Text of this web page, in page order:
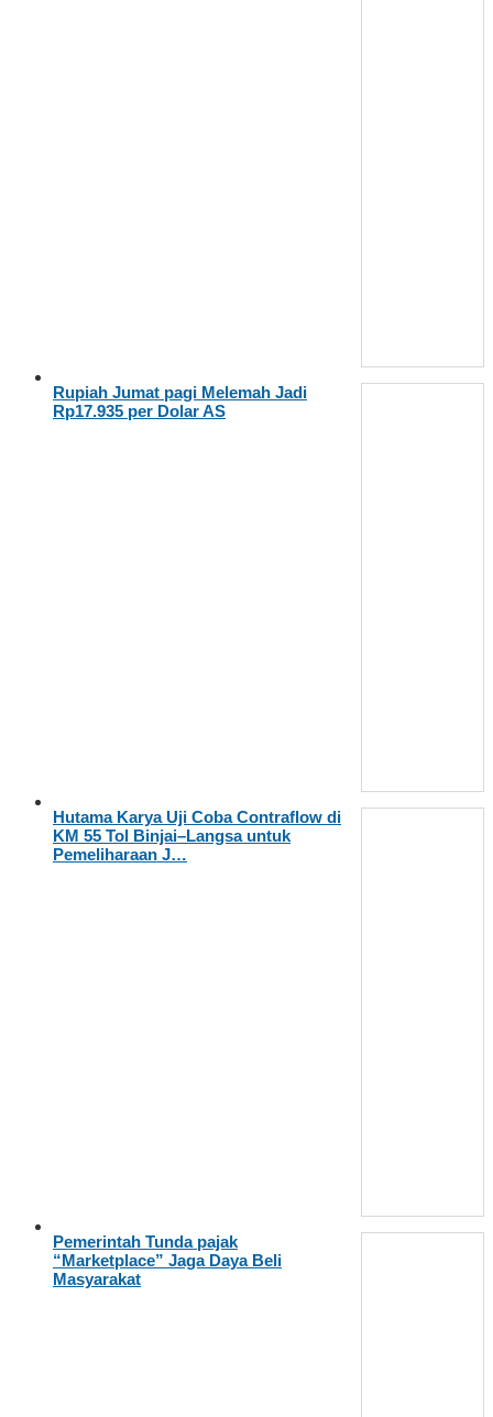
Rupiah Jumat pagi Melemah Jadi
Rp17.935 per Dolar AS
Hutama Karya Uji Coba Contraflow di
KM 55 Tol Binjai–Langsa untuk
Pemeliharaan J…
Pemerintah Tunda pajak
“Marketplace” Jaga Daya Beli
Masyarakat